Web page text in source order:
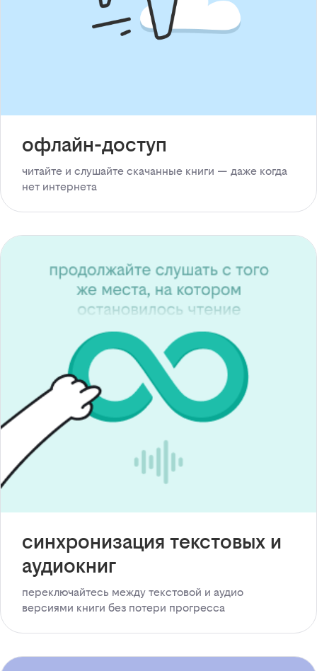
офлайн-доступ
читайте и слушайте скачанные книги — даже когда
нет интернета
синхронизация текстовых и
аудиокниг
переключайтесь между текстовой и аудио
версиями книги без потери прогресса